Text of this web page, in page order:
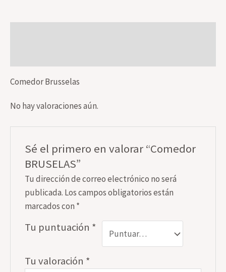
Comedor Brusselas
No hay valoraciones aún.
Sé el primero en valorar “Comedor
BRUSELAS”
Tu dirección de correo electrónico no será
publicada. Los campos obligatorios están
marcados con *
Tu puntuación *
Tu valoración *